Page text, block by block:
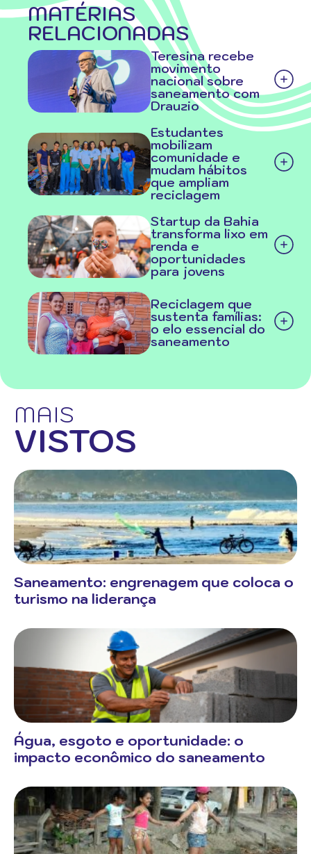
MATÉRIAS
RELACIONADAS
Teresina recebe
movimento
nacional sobre
saneamento com
Drauzio
Estudantes
mobilizam
comunidade e
mudam hábitos
que ampliam
reciclagem
Startup da Bahia
transforma lixo em
renda e
oportunidades
para jovens
Reciclagem que
sustenta famílias:
o elo essencial do
saneamento
MAIS
VISTOS
Saneamento: engrenagem que coloca o
turismo na liderança
Água, esgoto e oportunidade: o
impacto econômico do saneamento